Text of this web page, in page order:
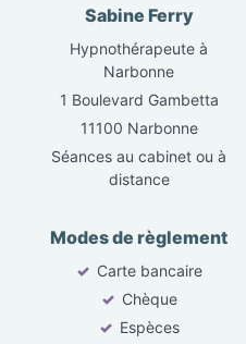
Sabine Ferry
Hypnothérapeute à
Narbonne
1 Boulevard Gambetta
11100 Narbonne
Séances au cabinet ou à
distance
Modes de règlement
✓ Carte bancaire
✓ Chèque
✓ Espèces